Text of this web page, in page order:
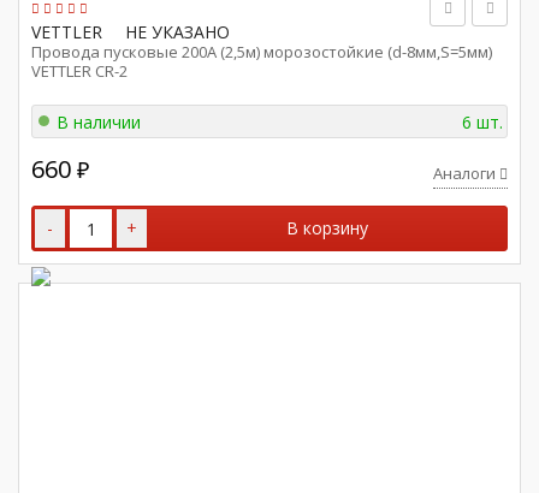
VETTLER НЕ УКАЗАНО
Провода пусковые 200А (2,5м) морозостойкие (d-8мм,S=5мм)
VETTLER CR-2
В наличии 6 шт.
660 ₽ Аналоги
- + В корзину